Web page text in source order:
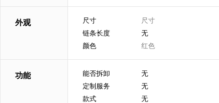
外观 尺寸
尺寸
链条长度
无
颜色
红色
功能 能否拆卸
无
定制服务
无
款式
无